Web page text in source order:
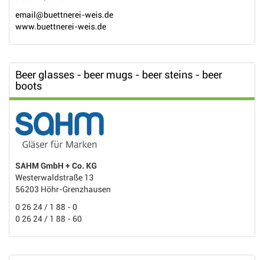
email@buettnerei-weis.de
www.buettnerei-weis.de
Beer glasses - beer mugs - beer steins - beer
boots
SAHM GmbH + Co. KG
Westerwaldstraße 13
56203 Höhr-Grenzhausen
0 26 24 / 1 88 - 0
0 26 24 / 1 88 - 60